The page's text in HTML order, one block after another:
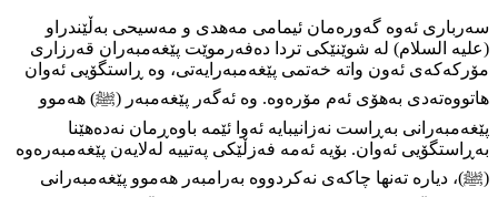
سەرباری ئەوە گەورەمان ئیمامی مەهدی و مەسیحی بەڵێندراو
(عليه السلام) لە شوێنێكی تردا دەفەرموێت پێغەمبەران قەرزاری
مۆركەكەی ئەون واتە خەتمی پێغەمبەرایەتی، وە ڕاستگۆیی ئەوان
هاتووەتەدی بەهۆی ئەم مۆرەوە. وە ئەگەر پێغەمبەر (ﷺ) هەموو
پێغەمبەرانی بەڕاست نەزانیبایە ئەوا ئێمە باوەڕمان نەدەهێنا
بەڕاستگۆیی ئەوان. بۆیە ئەمە فەزڵێكی پەتییە لەلایەن پێغەمبەرەوە
(ﷺ)، دیارە تەنھا چاكەی نەكردووە بەرامبەر هەموو پێغەمبەرانی